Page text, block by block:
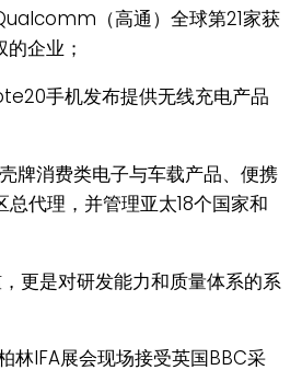
（高通）全球第21家获
企业；
手机发布提供无线充电产品
牌消费类电子与车载产品、便携
总代理，并管理亚太18个国家和
更是对研发能力和质量体系的系
林IFA展会现场接受英国BBC采